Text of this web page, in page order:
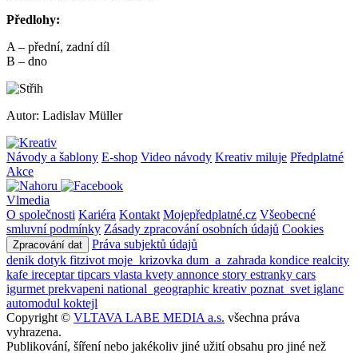
Předlohy:
A – přední, zadní díl
B – dno
Autor: Ladislav Müller
Návody a šablony E-shop Video návody Kreativ miluje Předplatné
Akce
Vlmedia
O společnosti Kariéra Kontakt Mojepředplatné.cz Všeobecné
smluvní podmínky Zásady zpracování osobních údajů Cookies
Zpracování dat
Práva subjektů údajů
denik dotyk fitzivot moje_krizovka dum_a_zahrada kondice realcity
kafe ireceptartipcars vlasta kvety annonce story estranky cars
igurmet prekvapeni national_geographic kreativ poznat_svet iglanc
automodul koktejl
Copyright © VLTAVA LABE MEDIA a.s. všechna práva
vyhrazena.
Publikování, šíření nebo jakékoliv jiné užití obsahu pro jiné než